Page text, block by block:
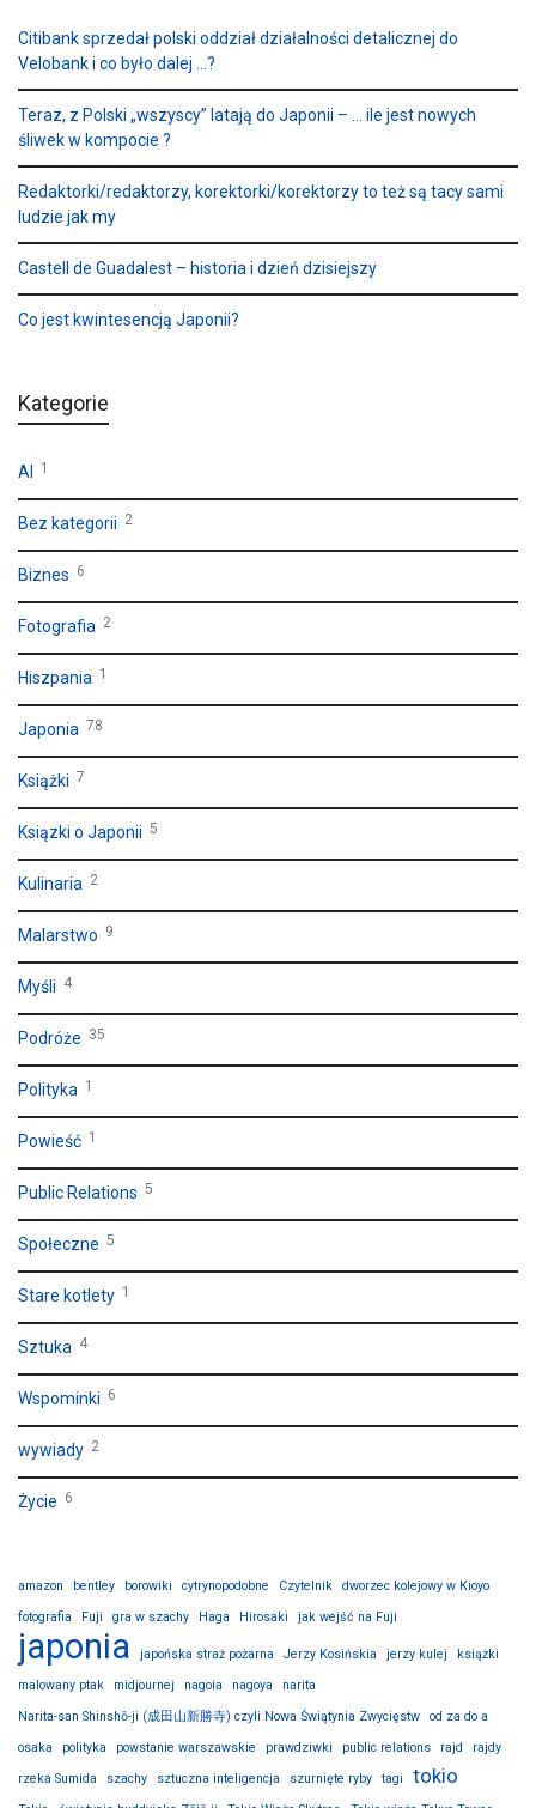
Citibank sprzedał polski oddział działalności detalicznej do
Velobank i co było dalej …?
Teraz, z Polski „wszyscy” latają do Japonii – … ile jest nowych
śliwek w kompocie ?
Redaktorki/redaktorzy, korektorki/korektorzy to też są tacy sami
ludzie jak my
Castell de Guadalest – historia i dzień dzisiejszy
Co jest kwintesencją Japonii?
Kategorie
AI 1
Bez kategorii 2
Biznes 6
Fotografia 2
Hiszpania 1
Japonia 78
Książki 7
Ksiązki o Japonii 5
Kulinaria 2
Malarstwo 9
Myśli 4
Podróże 35
Polityka 1
Powieść 1
Public Relations 5
Społeczne 5
Stare kotlety 1
Sztuka 4
Wspominki 6
wywiady 2
Życie 6
amazon bentley borowiki cytrynopodobne Czytelnik
dworzec kolejowy w Kioyo
fotografia
Fuji gra w szachy Haga Hirosaki jak wejść na Fuji
japonia japońska straż pożarna Jerzy Kosińskia jerzy kulej
książki
malowany ptak
midjournej nagoia nagoya
narita
Narita-san Shinshō-ji (成田山新勝寺) czyli Nowa Świątynia Zwycięstw
od za do a
osaka
polityka powstanie warszawskie prawdziwki public relations rajd
rajdy
rzeka Sumida
szachy sztuczna inteligencja szurnięte ryby tagi tokio